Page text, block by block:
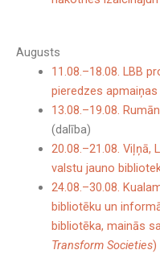
Augusts
11.08.–18.08. LBB
pieredzes
13.08.–19.08.
(dalība)
20.08.–21.08. Viļņā,
valstu jauno
24.08.–30.08.
bibliotēku un
bibliotēka, mainās
Transform Societies)